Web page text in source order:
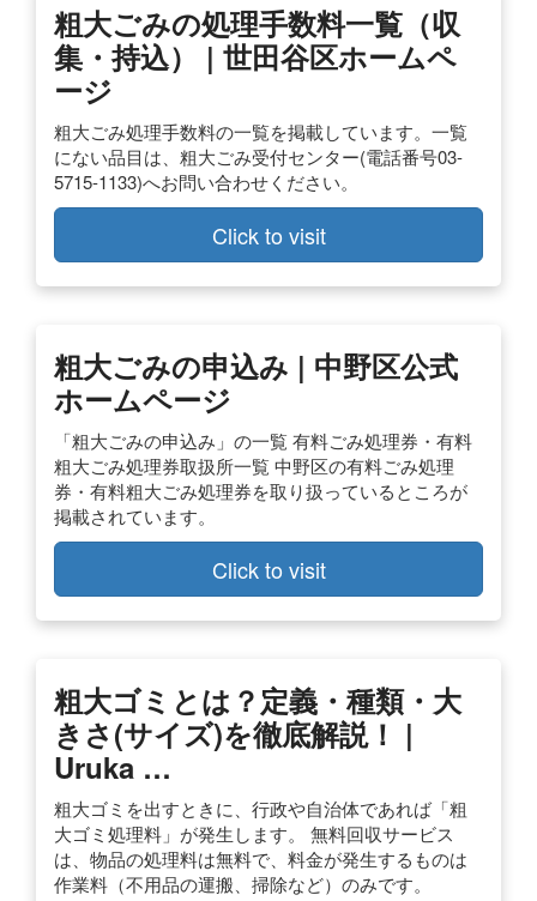
粗大ごみの処理手数料一覧（収
集・持込） | 世田谷区ホームペ
ージ
粗大ごみ処理手数料の一覧を掲載しています。一覧
にない品目は、粗大ごみ受付センター(電話番号03-
5715-1133)へお問い合わせください。
Click to visit
粗大ごみの申込み | 中野区公式
ホームページ
「粗大ごみの申込み」の一覧 有料ごみ処理券・有料
粗大ごみ処理券取扱所一覧 中野区の有料ごみ処理
券・有料粗大ごみ処理券を取り扱っているところが
掲載されています。
Click to visit
粗大ゴミとは？定義・種類・大
きさ(サイズ)を徹底解説！ |
Uruka …
粗大ゴミを出すときに、行政や自治体であれば「粗
大ゴミ処理料」が発生します。 無料回収サービス
は、物品の処理料は無料で、料金が発生するものは
作業料（不用品の運搬、掃除など）のみです。